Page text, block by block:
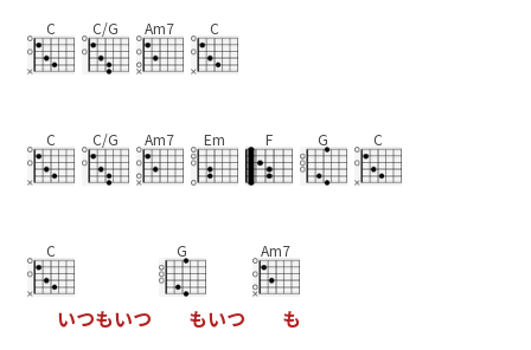
C C/G Am7 C
C C/G Am7 Em F G C
C
いつもいつ
G
もいつ
Am7
も